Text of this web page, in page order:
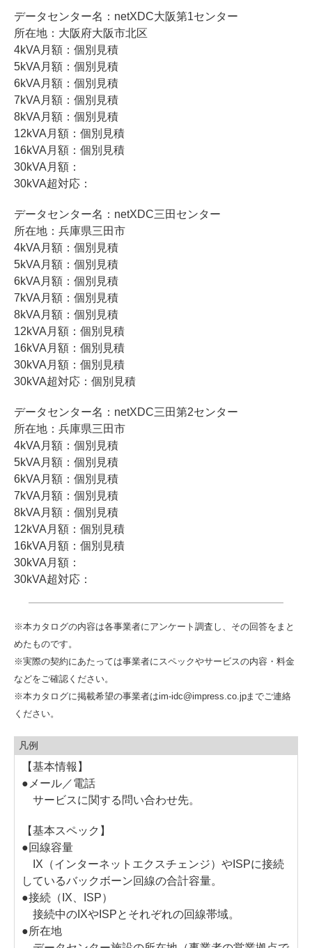
データセンター名：netXDC大阪第1センター
所在地：大阪府大阪市北区
4kVA月額：個別見積
5kVA月額：個別見積
6kVA月額：個別見積
7kVA月額：個別見積
8kVA月額：個別見積
12kVA月額：個別見積
16kVA月額：個別見積
30kVA月額：
30kVA超対応：
データセンター名：netXDC三田センター
所在地：兵庫県三田市
4kVA月額：個別見積
5kVA月額：個別見積
6kVA月額：個別見積
7kVA月額：個別見積
8kVA月額：個別見積
12kVA月額：個別見積
16kVA月額：個別見積
30kVA月額：個別見積
30kVA超対応：個別見積
データセンター名：netXDC三田第2センター
所在地：兵庫県三田市
4kVA月額：個別見積
5kVA月額：個別見積
6kVA月額：個別見積
7kVA月額：個別見積
8kVA月額：個別見積
12kVA月額：個別見積
16kVA月額：個別見積
30kVA月額：
30kVA超対応：
※本カタログの内容は各事業者にアンケート調査し、その回答をまと
めたものです。
※実際の契約にあたっては事業者にスペックやサービスの内容・料金
などをご確認ください。
※本カタログに掲載希望の事業者はim-idc@impress.co.jpまでご連絡
ください。
凡例
【基本情報】
●メール／電話
サービスに関する問い合わせ先。
【基本スペック】
●回線容量
IX（インターネットエクスチェンジ）やISPに接続
しているバックボーン回線の合計容量。
●接続（IX、ISP）
接続中のIXやISPとそれぞれの回線帯域。
●所在地